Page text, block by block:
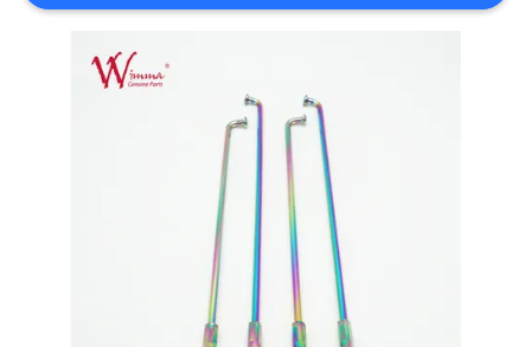
KEBIJAKAN
PRIBADI